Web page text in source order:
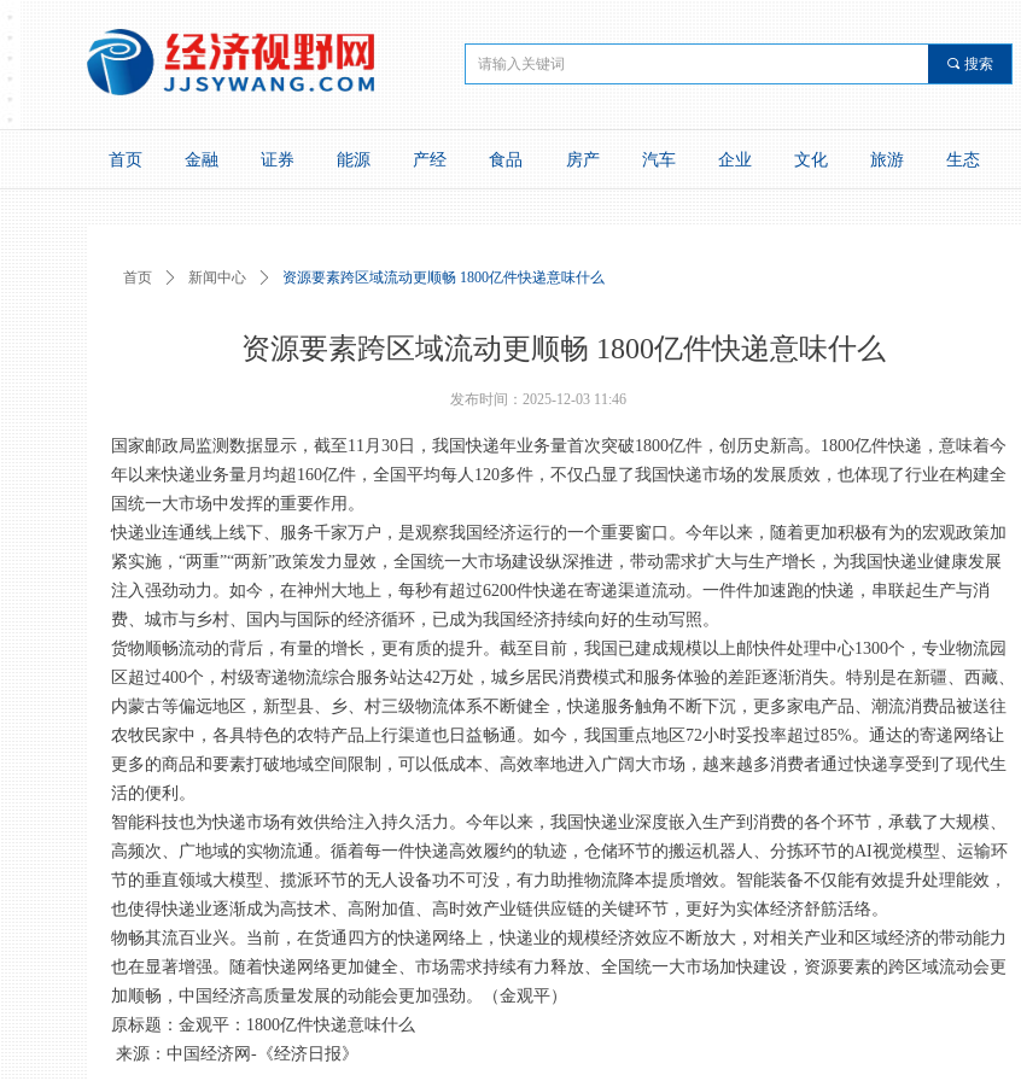
끠 搜索
首页 金融 证券 能源 产经 食品 房产 汽车 企业 文化 旅游 生态
资源要素跨区域流动更顺畅 1800亿件快递意味什么
国家邮政局监测数据显示，截至11月30日，我国快递年业务量首次突破1800亿件，创历史新高。1800亿件快递，意味着今
年以来快递业务量月均超160亿件，全国平均每人120多件，不仅凸显了我国快递市场的发展质效，也体现了行业在构建全
国统一大市场中发挥的重要作用。
快递业连通线上线下、服务千家万户，是观察我国经济运行的一个重要窗口。今年以来，随着更加积极有为的宏观政策加
紧实施，“两重”“两新”政策发力显效，全国统一大市场建设纵深推进，带动需求扩大与生产增长，为我国快递业健康发展
注入强劲动力。如今，在神州大地上，每秒有超过6200件快递在寄递渠道流动。一件件加速跑的快递，串联起生产与消
费、城市与乡村、国内与国际的经济循环，已成为我国经济持续向好的生动写照。
货物顺畅流动的背后，有量的增长，更有质的提升。截至目前，我国已建成规模以上邮快件处理中心1300个，专业物流园
区超过400个，村级寄递物流综合服务站达42万处，城乡居民消费模式和服务体验的差距逐渐消失。特别是在新疆、西藏、
内蒙古等偏远地区，新型县、乡、村三级物流体系不断健全，快递服务触角不断下沉，更多家电产品、潮流消费品被送往
农牧民家中，各具特色的农特产品上行渠道也日益畅通。如今，我国重点地区72小时妥投率超过85%。通达的寄递网络让
更多的商品和要素打破地域空间限制，可以低成本、高效率地进入广阔大市场，越来越多消费者通过快递享受到了现代生
活的便利。
智能科技也为快递市场有效供给注入持久活力。今年以来，我国快递业深度嵌入生产到消费的各个环节，承载了大规模、
高频次、广地域的实物流通。循着每一件快递高效履约的轨迹，仓储环节的搬运机器人、分拣环节的AI视觉模型、运输环
节的垂直领域大模型、揽派环节的无人设备功不可没，有力助推物流降本提质增效。智能装备不仅能有效提升处理能效，
也使得快递业逐渐成为高技术、高附加值、高时效产业链供应链的关键环节，更好为实体经济舒筋活络。
物畅其流百业兴。当前，在货通四方的快递网络上，快递业的规模经济效应不断放大，对相关产业和区域经济的带动能力
也在显著增强。随着快递网络更加健全、市场需求持续有力释放、全国统一大市场加快建设，资源要素的跨区域流动会更
加顺畅，中国经济高质量发展的动能会更加强劲。（金观平）
原标题：金观平：1800亿件快递意味什么
来源：中国经济网-《经济日报》
首页 ꄲ 新闻中心 ꄲ 资源要素跨区域流动更顺畅 1800亿件快递意味什么
发布时间： 2025-12-03 11:46